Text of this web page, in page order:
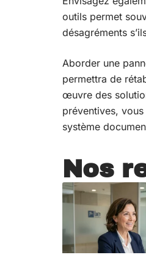
outils permet
désagréments
Aborder une
permettra de
œuvre des
préventives,
système
Nos